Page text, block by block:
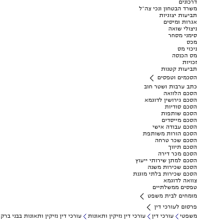
דרכונים
משרד הבטחון ונכי צה"ל
תביעות יצוגיות
אגרות ומיסים
ניצולי שואה
סימני מסחר
מכס
ניכוי מס
מס הכנסה
זכויות
תביעות קטנות
הסכמים וטפסים
כתב ערבות ושטר חוב
הסכם הלוואה
הסכם גירושין לדוגמא
הסכם סודיות
הסכם שותפות
הסכם מייסדים
הסכם עבודה אישי
הסכם הורות משותפת
הסכם שכר טרחה
הסכם תיווך
הסכם מכר דירה
הסכם למתן שירותי ייעוץ
הסכם שכירות משנה
הסכם שכירות בלתי מוגנת
צוואה לדוגמא
טפסים ממשלתיים
מומחים לבית משפט
פרסום לעורכי דין
משפטי
עורכי דין עורכי דין נזיקין ותאונות עורכי דין נזיקין ותאונות בבני ברק